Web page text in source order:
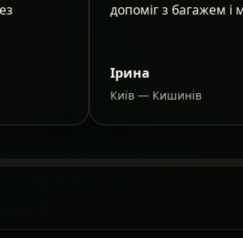
допоміг з багажем
Ірина
Київ — Кишинів